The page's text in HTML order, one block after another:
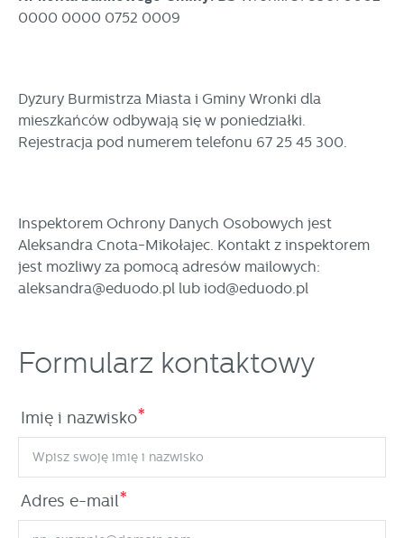
0000 0000 0752 0009
Dyżury Burmistrza Miasta i Gminy Wronki dla
mieszkańców odbywają się w poniedziałki.
Rejestracja pod numerem telefonu 67 25 45 300.
Inspektorem Ochrony Danych Osobowych jest
Aleksandra Cnota-Mikołajec. Kontakt z inspektorem
jest możliwy za pomocą adresów mailowych:
aleksandra@eduodo.pl lub iod@eduodo.pl
Formularz kontaktowy
Imię i nazwisko*
Adres e-mail*
funkcjonalności.
internetowej. Treści promocyjne mogą pojawić się na
stronach podmiotów trzecich lub firm będących naszymi
partnerami oraz innych dostawców usług. Firmy te działają
w charakterze pośredników prezentujących nasze treści w